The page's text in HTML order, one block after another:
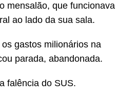
mensalão, que funcionava
ao lado da sua sala.
gastos milionários na
parada, abandonada.
falência do SUS.